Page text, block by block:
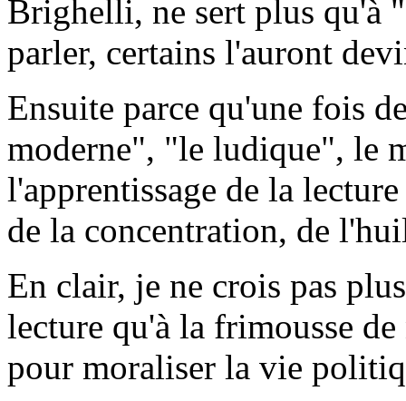
Brighelli, ne sert plus qu'à
parler, certains l'auront
Ensuite parce qu'une fois
moderne", "le ludique", le
l'apprentissage de la
de la concentration, de
En clair, je ne crois pas
lecture qu'à la frimousse
pour moraliser la vie